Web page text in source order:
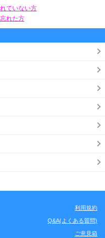
ていない方
れた方
利用規約
Q&A(よくある質問)
ご意見箱